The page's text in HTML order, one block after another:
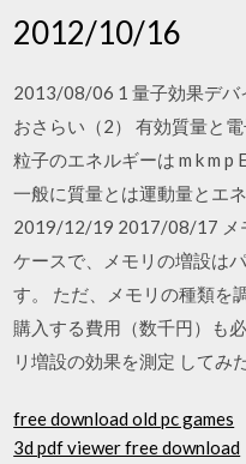
2012/10/16
2013/08/06 1 量子効果デバ
おさらい（2） 有効質量と
粒子のエネルギーは m k m p
一般に質量とは運動量とエ
2019/12/19 2017/08/17 メ
ケースで、メモリの増設は
す。 ただ、メモリの種類を
購入する費用（数千円）も
リ増設の効果を測定 して
free download old pc games
3d pdf viewer free download